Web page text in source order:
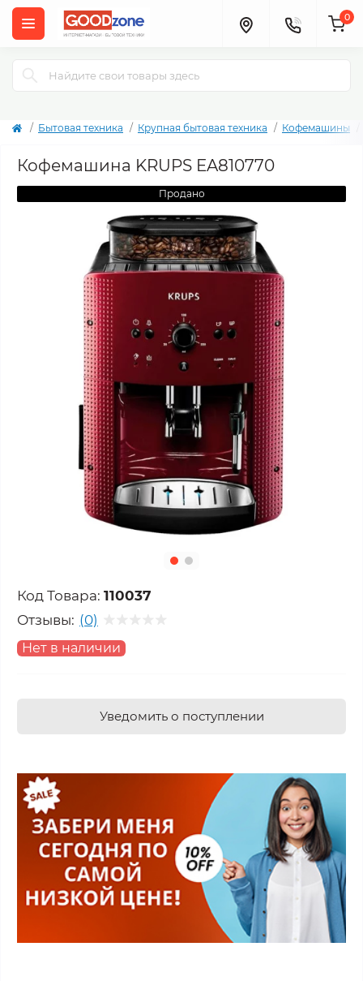
0
Бытовая техника Крупная бытовая техника Кофемашины
Кофемашина KRUPS EA810770
Продано
Код Товара: 110037
Отзывы: (0)
Нет в наличии
Уведомить о поступлении